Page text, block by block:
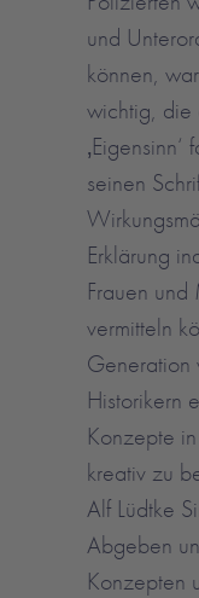
und
können,
wichtig, die
seinen
Erklärung
Frauen
vermitteln
Generation
Historikern
Konzepte
kreativ zu
Alf Lüdtke
Abgeben
Konzepten